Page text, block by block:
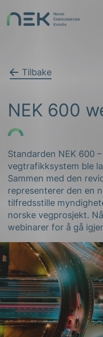
NEK
Tilbake
NEK 600
Standarden NEK 600
vegtrafikksystem ble
Sammen med den
representerer den en
tilfredsstille
norske vegprosjekt.
webinarer for å gå